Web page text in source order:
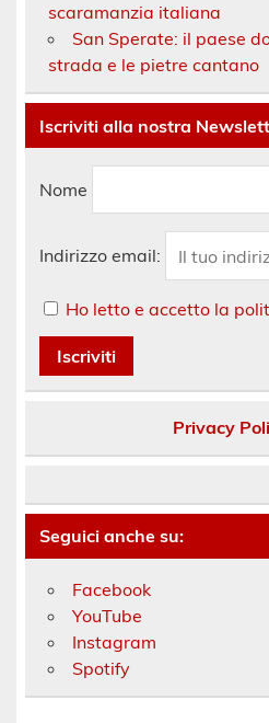
scaramanzia italiana
San Sperate: il paese
strada e le pietre cantano
Iscriviti alla nostra
Nome
Indirizzo email:
Ho letto e accetto la
Privacy
Seguici anche su:
Facebook
YouTube
Instagram
Spotify